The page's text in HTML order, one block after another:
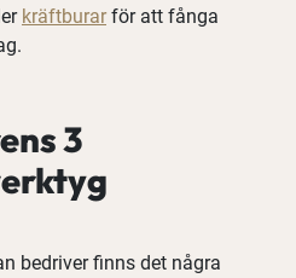
kräftburarför att fånga
3
bedriver finns det några